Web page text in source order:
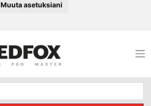
Muuta asetuksiani